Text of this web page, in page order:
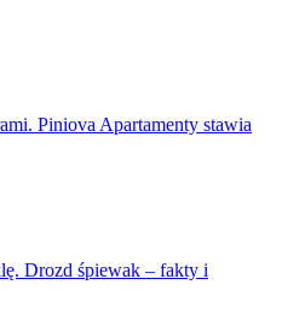
Piniova Apartamenty stawia
Drozd śpiewak – fakty i